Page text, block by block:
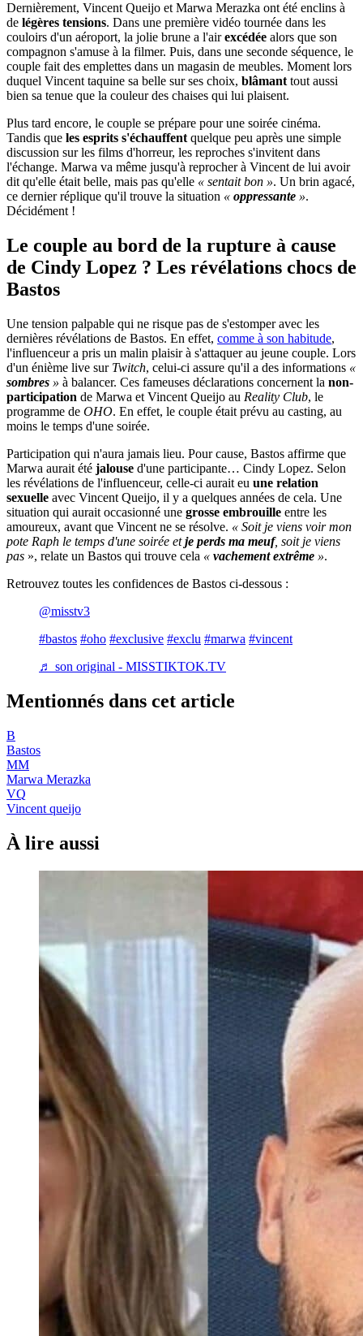
Dernièrement, Vincent Queijo et Marwa Merazka ont été enclins à
de légères tensions. Dans une première vidéo tournée dans les
couloirs d'un aéroport, la jolie brune a l'airexcédée alors que son
compagnon s'amuse à la filmer. Puis, dans une seconde séquence, le
couple fait des emplettes dans un magasin de meubles. Moment lors
duquel Vincent taquine sa belle sur ses choix, blâmanttout aussi
bien sa tenue que la couleur des chaises qui lui plaisent.
Plus tard encore, le couple se prépare pour une soirée cinéma.
Tandis que les esprits s'échauffentquelque peu après une simple
discussion sur les films d'horreur, les reproches s'invitent dans
l'échange. Marwa va même jusqu'à reprocher à Vincent de lui avoir
dit qu'elle était belle, mais pas qu'elle « sentait bon ». Un brin agacé,
ce dernier réplique qu'il trouve la situation « oppressante ».
Décidément !
Le couple au bord de la rupture à cause
de Cindy Lopez ? Les révélations chocs de
Bastos
Une tension palpable qui ne risque pas de s'estomper avec les
dernières révélations de Bastos. En effet, comme à son habitude,
l'influenceur a pris un malin plaisir à s'attaquer au jeune couple. Lors
d'un énième live sur Twitch, celui-ci assure qu'il a des informations «
sombres » à balancer. Ces fameuses déclarations concernent la non-
participation de Marwa et Vincent Queijo au Reality Club, le
programme de OHO. En effet, le couple était prévu au casting, au
moins le temps d'une soirée.
Participation qui n'aura jamais lieu. Pour cause, Bastos affirme que
Marwa aurait été jalouse d'une participante… Cindy Lopez. Selon
les révélations de l'influenceur, celle-ci aurait eu une relation
sexuelle avec Vincent Queijo, il y a quelques années de cela. Une
situation qui aurait occasionné une grosse embrouille entre les
amoureux, avant que Vincent ne se résolve. « Soit je viens voir mon
pote Raph le temps d'une soirée etje perds ma meuf, soit je viens
pas », relate un Bastos qui trouve cela « vachement extrême ».
Retrouvez toutes les confidences de Bastos ci-dessous :
@misstv3
#bastos #oho #exclusive #exclu #marwa #vincent
♬ son original - MISSTIKTOK.TV
Mentionnés dans cet article
B
Bastos
MM
Marwa Merazka
VQ
Vincent queijo
À lire aussi